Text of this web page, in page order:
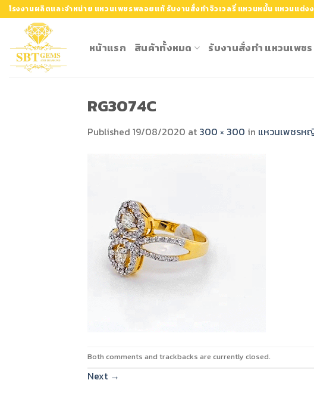
Skip
to
content
โรงงานผลิตและจำหน่าย แหวนเพชรพลอยแท้ รับงานสั่งทำจิวเวลรี่ แหวนหมั้น แหวนแต่
หน้าแรก สินค้าทั้งหมด รับงานสั่งทำ แหวนเพช
RG3074C
Published 19/08/2020 at 300 × 300 in แหวนเพชรห
Both comments and trackbacks are currently closed.
Next →